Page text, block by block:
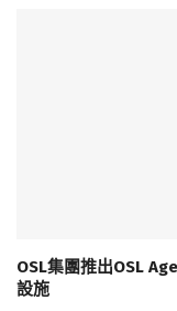
OSL集團推出OSL
設施